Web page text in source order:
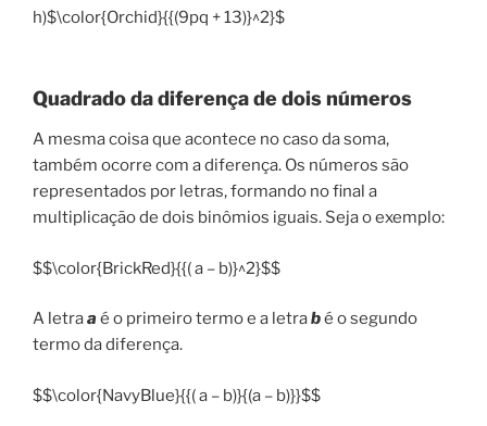
h)$\color{Orchid}{{(9pq + 13)}^2}$
Quadrado da diferença de dois números
A mesma coisa que acontece no caso da soma,
também ocorre com a diferença. Os números são
representados por letras, formando no final a
multiplicação de dois binômios iguais. Seja o exemplo:
$$\color{BrickRed}{{( a – b)}^2}$$
A letraa é o primeiro termo e a letrabé o segundo
termo da diferença.
$$\color{NavyBlue}{{( a – b)}{(a – b)}}$$